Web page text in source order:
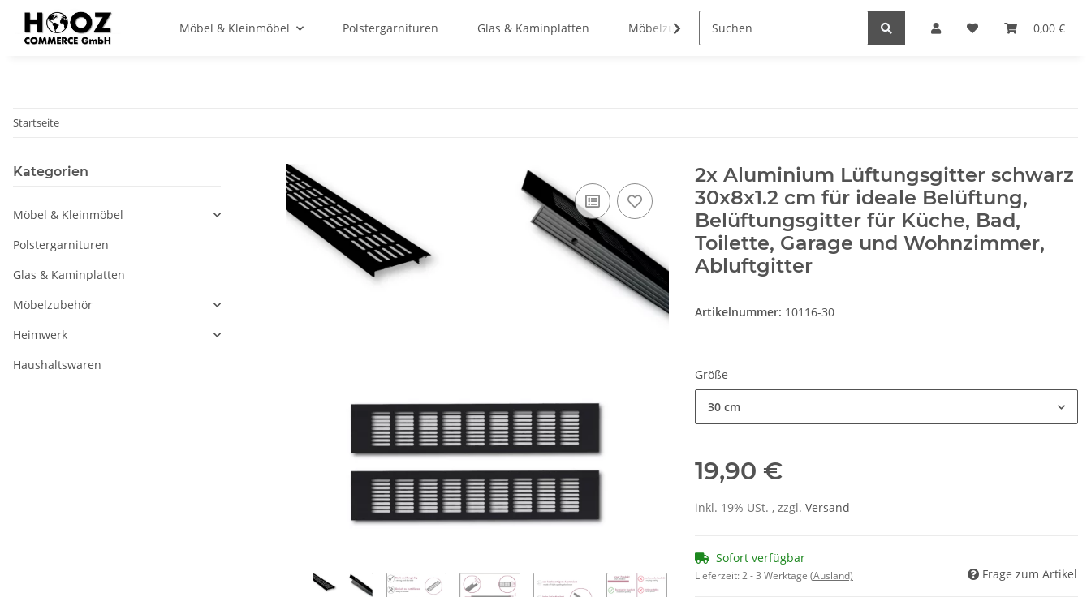
0,00 €
Möbel & Kleinmöbel Polstergarnituren Glas & Kaminplatten Möbelzubehör Haushaltswaren
Startseite
2x Aluminium Lüftungsgitter schwarz
30x8x1.2 cm für ideale Belüftung,
Belüftungsgitter für Küche, Bad,
Toilette, Garage und Wohnzimmer,
Abluftgitter
Artikelnummer: 10116-30
Größe
30 cm
19,90 €
inkl. 19% USt. , zzgl. Versand
Sofort verfügbar
Lieferzeit:2 - 3 Werktage (Ausland) Frage zum Artikel
Kategorien
Möbel & Kleinmöbel
Polstergarnituren
Glas & Kaminplatten
Möbelzubehör
Heimwerk
Haushaltswaren